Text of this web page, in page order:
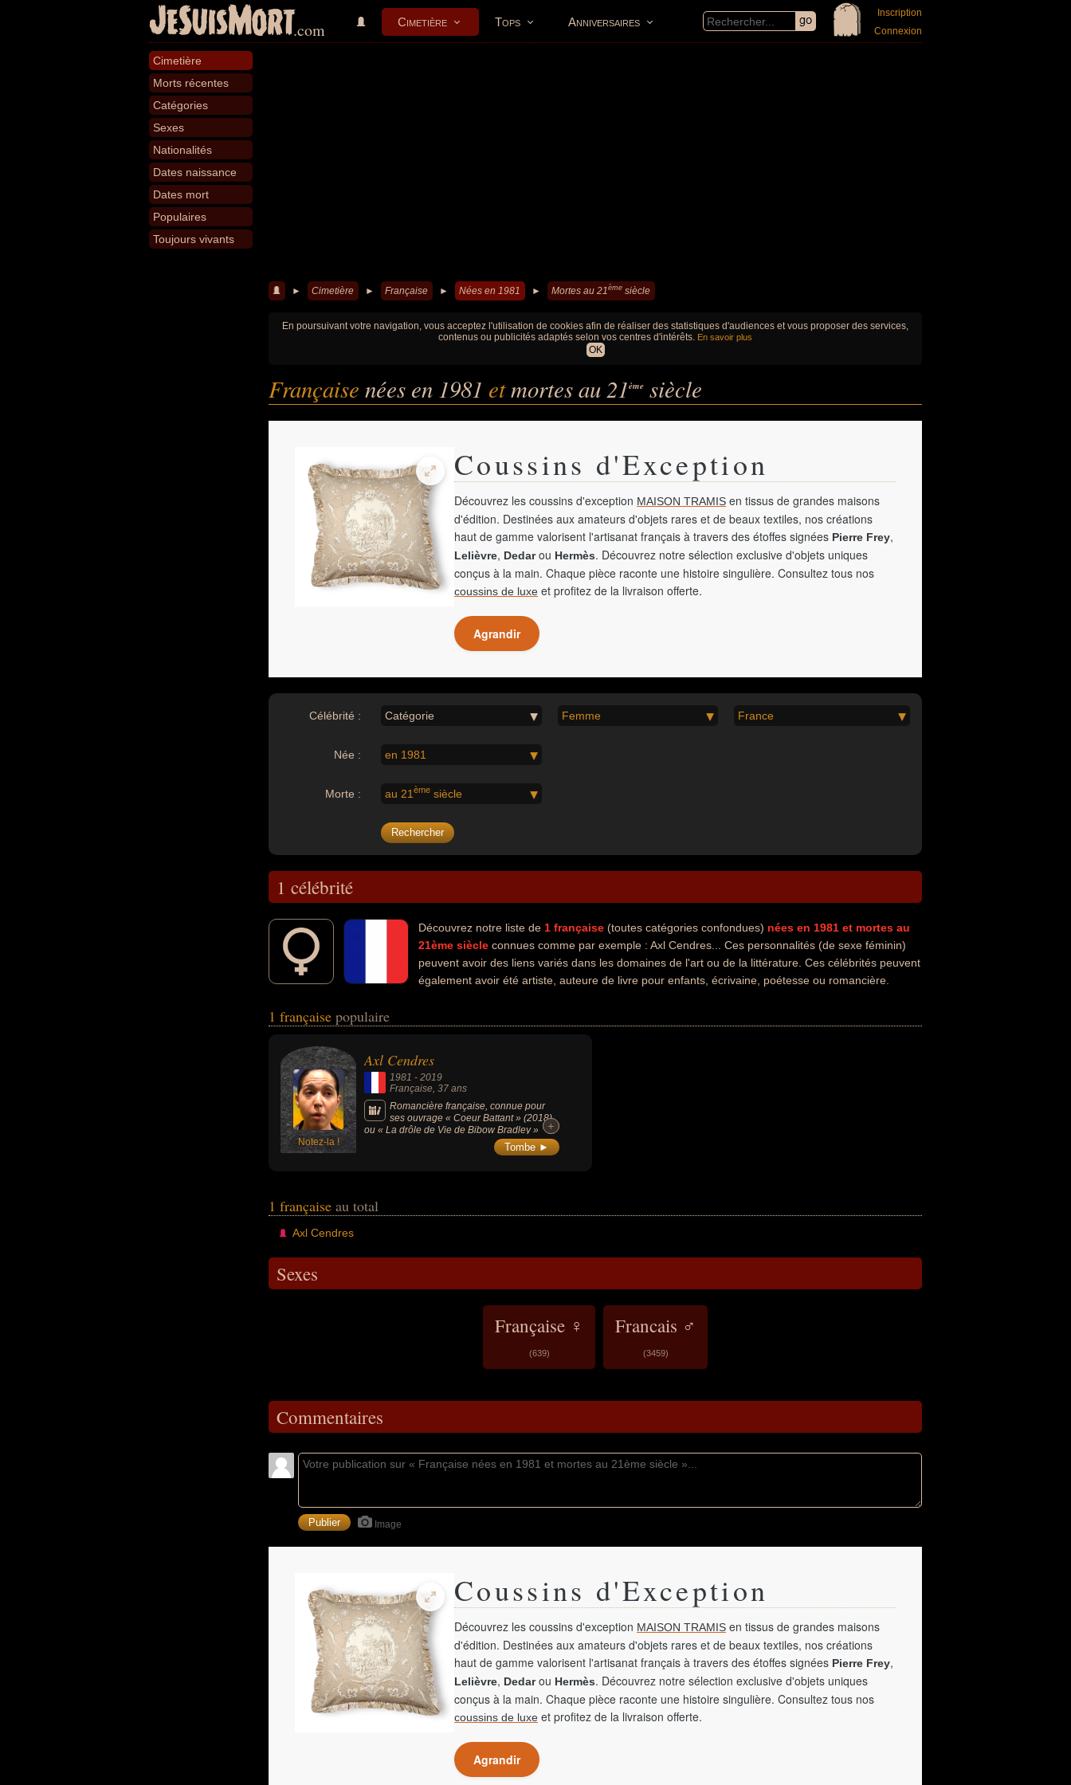
JeSuisMort.com Cimetière Tops Anniversaires
Inscription
Connexion
Cimetière
Morts récentes
Catégories
Sexes
Nationalités
Dates naissance
Dates mort
Populaires
Toujours vivants
► Cimetière ► Française ► Nées en 1981 ► Mortes au 21ème siècle
En poursuivant votre navigation, vous acceptez l'utilisation de cookies afin de réaliser des statistiques d'audiences et vous proposer des services,
contenus ou publicités adaptés selon vos centres d'intérêts. En savoir plus
OK
Française nées en 1981 etmortes au 21ème siècle
Coussins d'Exception
Découvrez les coussins d'exception MAISON TRAMIS en tissus de grandes maisons
d'édition. Destinées aux amateurs d'objets rares et de beaux textiles, nos créations
haut de gamme valorisent l'artisanat français à travers des étoffes signées Pierre Frey,
Lelièvre, Dedarou Hermès. Découvrez notre sélection exclusive d'objets uniques
conçus à la main. Chaque pièce raconte une histoire singulière. Consultez tous nos
coussins de luxe et profitez de la livraison offerte.
Agrandir
Célébrité : Catégorie Femme France
Née : en 1981
Morte : au 21ème siècle
1 célébrité
Découvrez notre liste de 1 française (toutes catégories confondues) nées en 1981 et mortes au
21ème siècle connues comme par exemple : Axl Cendres... Ces personnalités (de sexe féminin)
peuvent avoir des liens variés dans les domaines de l'art ou de la littérature. Ces célébrités peuvent
également avoir été artiste, auteure de livre pour enfants, écrivaine, poétesse ou romancière.
1 française populaire
Notez-la !
Axl Cendres
1981 - 2019
Française, 37 ans
Romancière française, connue pour
ses ouvrage « Coeur Battant » (2018)
ou « La drôle de Vie de Bibow Bradley »
+
+
Tombe ►
1 française au total
Axl Cendres
Sexes
Française ♀
(639)
Francais ♂
(3459)
Commentaires
Image
Coussins d'Exception
Découvrez les coussins d'exception MAISON TRAMIS en tissus de grandes maisons
d'édition. Destinées aux amateurs d'objets rares et de beaux textiles, nos créations
haut de gamme valorisent l'artisanat français à travers des étoffes signées Pierre Frey,
Lelièvre, Dedarou Hermès. Découvrez notre sélection exclusive d'objets uniques
conçus à la main. Chaque pièce raconte une histoire singulière. Consultez tous nos
coussins de luxe et profitez de la livraison offerte.
Agrandir